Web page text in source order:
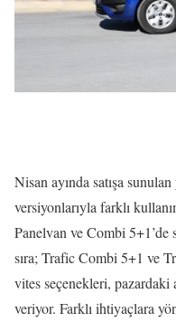
Nisan ayında satışa
versiyonlarıyla farklı
Panelvan ve Combi 5+1’de
sıra; Trafic Combi 5+1 ve
vites seçenekleri,
veriyor. Farklı ihtiyaçlara